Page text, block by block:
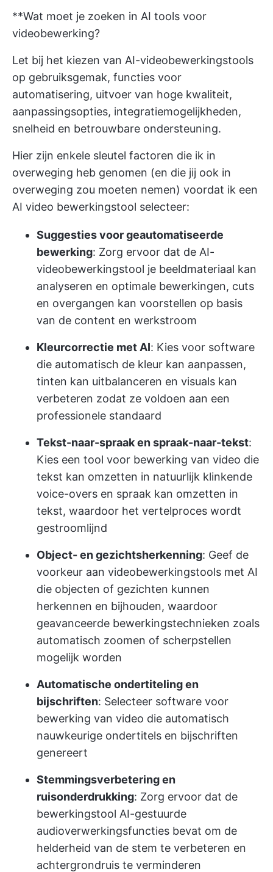
**Wat moet je zoeken in AI tools voor
videobewerking?
Let bij het kiezen van AI-videobewerkingstools
op gebruiksgemak, functies voor
automatisering, uitvoer van hoge kwaliteit,
aanpassingsopties, integratiemogelijkheden,
snelheid en betrouwbare ondersteuning.
Hier zijn enkele sleutel factoren die ik in
overweging heb genomen (en die jij ook in
overweging zou moeten nemen) voordat ik een
AI video bewerkingstool selecteer:
Suggesties voor geautomatiseerde
bewerking: Zorg ervoor dat de AI-
videobewerkingstool je beeldmateriaal kan
analyseren en optimale bewerkingen, cuts
en overgangen kan voorstellen op basis
van de content en werkstroom
Kleurcorrectie met AI: Kies voor software
die automatisch de kleur kan aanpassen,
tinten kan uitbalanceren en visuals kan
verbeteren zodat ze voldoen aan een
professionele standaard
Tekst-naar-spraak en spraak-naar-tekst:
Kies een tool voor bewerking van video die
tekst kan omzetten in natuurlijk klinkende
voice-overs en spraak kan omzetten in
tekst, waardoor het vertelproces wordt
gestroomlijnd
Object- en gezichtsherkenning: Geef de
voorkeur aan videobewerkingstools met AI
die objecten of gezichten kunnen
herkennen en bijhouden, waardoor
geavanceerde bewerkingstechnieken zoals
automatisch zoomen of scherpstellen
mogelijk worden
Automatische ondertiteling en
bijschriften: Selecteer software voor
bewerking van video die automatisch
nauwkeurige ondertitels en bijschriften
genereert
Stemmingsverbetering en
ruisonderdrukking: Zorg ervoor dat de
bewerkingstool AI-gestuurde
audioverwerkingsfuncties bevat om de
helderheid van de stem te verbeteren en
achtergrondruis te verminderen